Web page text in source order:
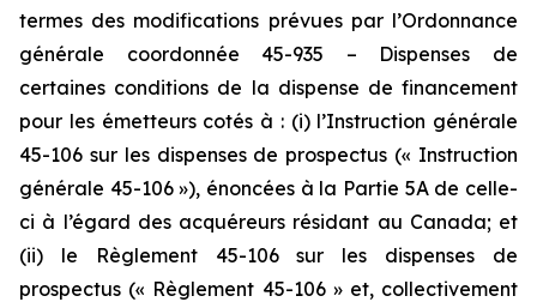
termes des modifications prévues par l’Ordonnance
générale coordonnée 45-935 – Dispenses de
certaines conditions de la dispense de financement
pour les émetteurs cotés à : (i) l’Instruction générale
45-106 sur les dispenses de prospectus (« Instruction
générale 45-106 »), énoncées à la Partie 5A de celle-
ci à l’égard des acquéreurs résidant au Canada; et
(ii) le Règlement 45-106 sur les dispenses de
prospectus (« Règlement 45-106 » et, collectivement